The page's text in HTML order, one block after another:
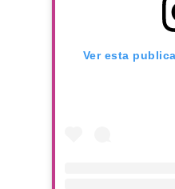
Ver esta